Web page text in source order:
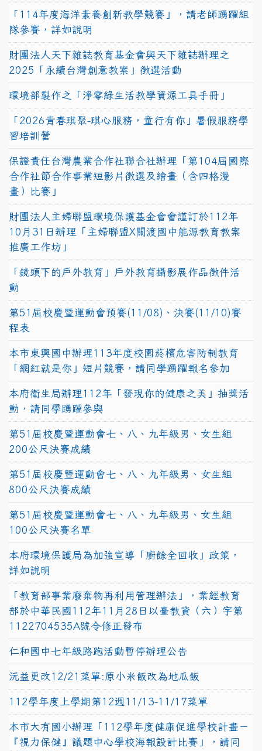
「114年度海洋素養創新教學競賽」，請老師踴躍組
隊參賽，詳如說明
財團法人天下雜誌教育基金會與天下雜誌辦理之
2025「永續台灣創意教案」徵選活動
環境部製作之「淨零綠生活教學資源工具手冊」
「2026青春琪聚-琪心服務，童行有你」暑假服務學
習培訓營
保證責任台灣農業合作社聯合社辦理「第104屆國際
合作社節合作事業短影片徵選及繪畫（含四格漫
畫）比賽」
財團法人主婦聯盟環境保護基金會會謹訂於112年
10月31日辦理「主婦聯盟X關渡國中能源教育教案
推廣工作坊」
「鏡頭下的戶外教育」戶外教育攝影展作品徵件活
動
第51屆校慶暨運動會預賽(11/08)、決賽(11/10)賽
程表
本市東興國中辦理113年度校園菸檳危害防制教育
「網紅就是你」短片競賽，請同學踴躍報名參加
本府衛生局辦理112年「發現你的健康之美」抽獎活
動，請同學踴躍參與
第51屆校慶暨運動會七、八、九年級男、女生組
200公尺決賽成績
第51屆校慶暨運動會七、八、九年級男、女生組
800公尺決賽成績
第51屆校慶暨運動會七、八、九年級男、女生組
100公尺決賽名單
本府環境保護局為加強宣導「廚餘全回收」政策，
詳如說明
「教育部事業廢棄物再利用管理辦法」，業經教育
部於中華民國112年11月28日以臺教資（六）字第
1122704535A號令修正發布
仁和國中七年級路跑活動暫停辦理公告
沅益更改12/21菜單:原小米飯改為地瓜飯
112學年度上學期第12週11/13-11/17菜單
本市大有國小辦理「112學年度健康促進學校計畫－
『視力保健』議題中心學校海報設計比賽」，請同